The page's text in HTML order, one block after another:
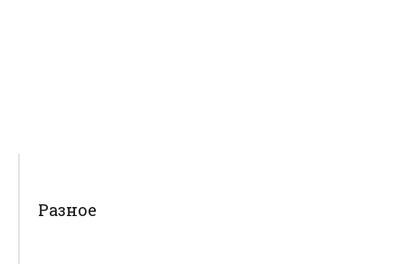
Разное